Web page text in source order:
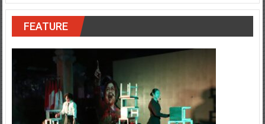
FEATURE